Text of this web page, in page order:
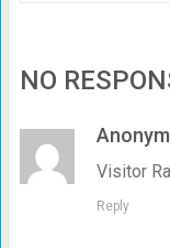
NO
Visitor
Reply